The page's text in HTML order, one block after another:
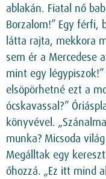
ablakán. Fiatal nő
Borzalom!” Egy férfi,
látta rajta, mekkora
sem ér a Mercedese
mint egy
elsöpörhetné ezt a
ócskavassal?”
könyvével.
munka? Micsoda
Megálltak egy
őhozzá. „Ez itt mind